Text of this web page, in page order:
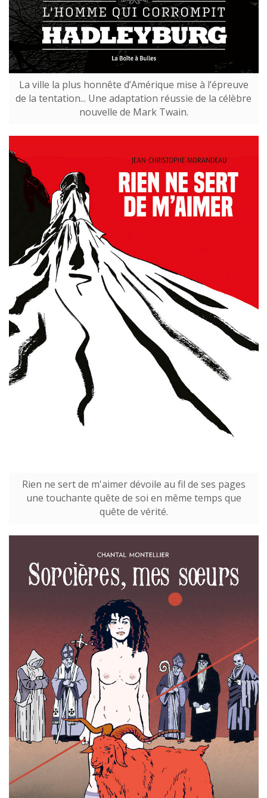
La ville la plus honnête d’Amérique mise à l’épreuve
de la tentation... Une adaptation réussie de la célèbre
nouvelle de Mark Twain.
Rien ne sert de m'aimer dévoile au fil de ses pages
une touchante quête de soi en même temps que
quête de vérité.